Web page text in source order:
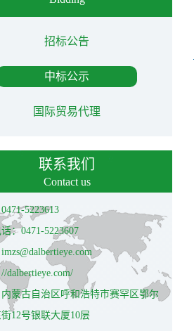
招标公告
中标公示
国际贸易代理
联系我们
Contact us
5223613
：0471-5223607
dalbertieye.com/
蒙古自治区呼和浩特市赛罕区鄂尔
12号银联大厦10层